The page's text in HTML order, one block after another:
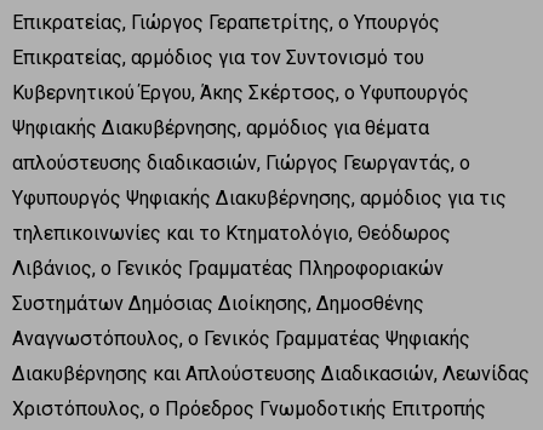
Επικρατείας, Γιώργος Γεραπετρίτης, ο Υπουργός
Επικρατείας, αρμόδιος για τον Συντονισμό του
Κυβερνητικού Έργου, Άκης Σκέρτσος, ο Υφυπουργός
Ψηφιακής Διακυβέρνησης, αρμόδιος για θέματα
απλούστευσης διαδικασιών, Γιώργος Γεωργαντάς, ο
Υφυπουργός Ψηφιακής Διακυβέρνησης, αρμόδιος για τις
τηλεπικοινωνίες και το Κτηματολόγιο, Θεόδωρος
Λιβάνιος, ο Γενικός Γραμματέας Πληροφοριακών
Συστημάτων Δημόσιας Διοίκησης, Δημοσθένης
Αναγνωστόπουλος, ο Γενικός Γραμματέας Ψηφιακής
Διακυβέρνησης και Απλούστευσης Διαδικασιών, Λεωνίδας
Χριστόπουλος, ο Πρόεδρος Γνωμοδοτικής Επιτροπής